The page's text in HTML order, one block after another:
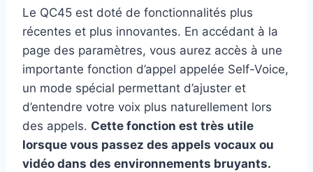
Le QC45 est doté de fonctionnalités plus
récentes et plus innovantes. En accédant à la
page des paramètres, vous aurez accès à une
importante fonction d’appel appelée Self-Voice,
un mode spécial permettant d’ajuster et
d’entendre votre voix plus naturellement lors
des appels. Cette fonction est très utile
lorsque vous passez des appels vocaux ou
vidéo dans des environnements bruyants.